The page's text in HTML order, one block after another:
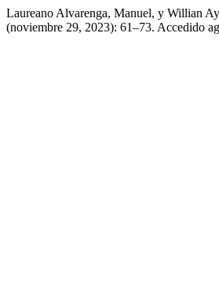
Laureano Alvarenga, Manuel, y Willian
(noviembre 29, 2023): 61–73. Accedido